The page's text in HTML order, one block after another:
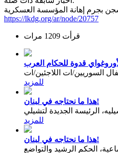
بجرم إهانة المؤسسة العسكرية
https://lkdg.org/ar/node/20757
قرأت 1209 مرات
السوريين/ات اللاجئين/ات
للمزيد
هذا ما نحتاجه في لبنان!
الرئيسة الجديدة لتشيلي
للمزيد
هذا ما نحتاجه في لبنان!